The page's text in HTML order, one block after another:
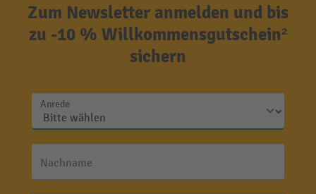
Zum Newsletter anmelden und bis
zu -10 % Willkommensgutschein²
sichern
Anrede
Nachname